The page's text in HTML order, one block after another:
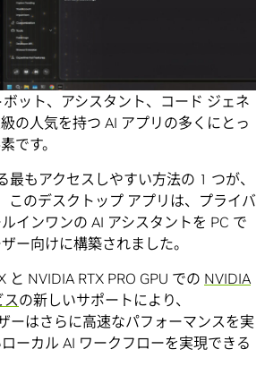
むデータセットでトレーニングされ
(LLM) は、高品質のコンテンツを生成
ット、アシスタント、コード ジェネ
の人気を持つ AI アプリの多くにとっ
です。
もアクセスしやすい方法の 1 つが、
このデスクトップ アプリは、プライバ
インワンの AI アシスタントを PC で
ー向けに構築されました。
と NVIDIA RTX PRO GPU での NVIDIA
の新しいサポートにより、
はさらに高速なパフォーマンスを実
ーカル AI ワークフローを実現できる